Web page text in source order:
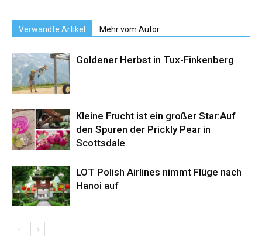
Verwandte Artikel Mehr vom Autor
Goldener Herbst in Tux-Finkenberg
Kleine Frucht ist ein großer Star:Auf
den Spuren der Prickly Pear in
Scottsdale
LOT Polish Airlines nimmt Flüge nach
Hanoi auf